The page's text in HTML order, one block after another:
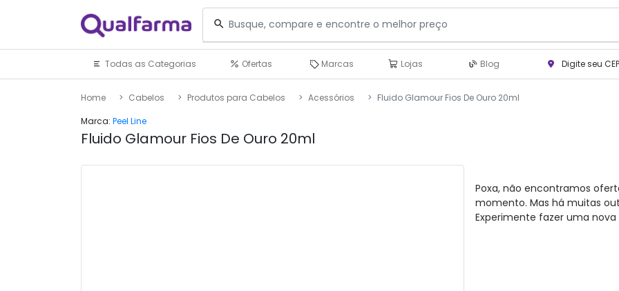
Todas as Categorias Ofertas Marcas Lojas Blog Digite seu
Home Cabelos Produtos para Cabelos Acessórios
Fluido Glamour Fios De Ouro 20ml
Marca: Peel Line
Fluido Glamour Fios De Ouro 20ml
Poxa, não encontramos
momento. Mas há muitas
Experimente fazer uma